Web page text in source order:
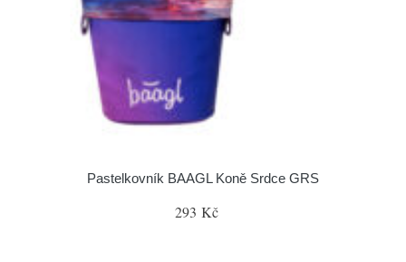
Pastelkovník BAAGL Koně Srdce GRS
293 Kč